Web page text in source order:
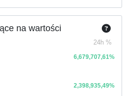
na wartości
24h %
6,679,707,61%
2,398,935,49%